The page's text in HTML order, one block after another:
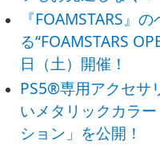
『FOAMSTARS』
る“FOAMSTARS
日（土）開催！
PS5®専用アクセサ
いメタリックカラ
ション」を公開！